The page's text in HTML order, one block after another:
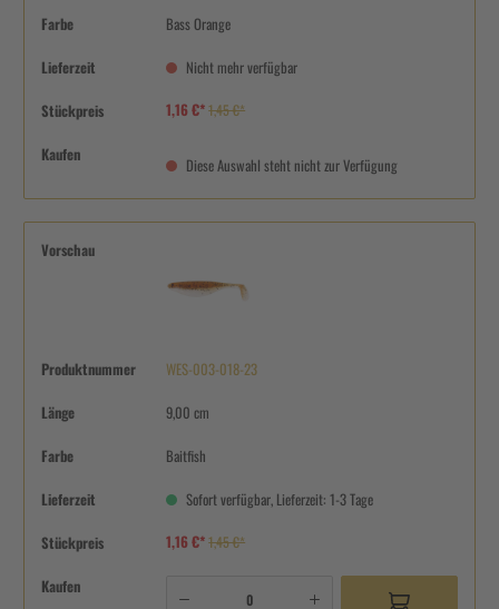
Farbe Bass Orange
Lieferzeit Nicht mehr verfügbar
Stückpreis 1,16 €*1,45 €*
Kaufen
Diese Auswahl steht nicht zur Verfügung
Vorschau
Produktnummer WES-003-018-23
Länge 9,00 cm
Farbe Baitfish
Lieferzeit Sofort verfügbar, Lieferzeit: 1-3 Tage
Stückpreis 1,16 €*1,45 €*
Kaufen